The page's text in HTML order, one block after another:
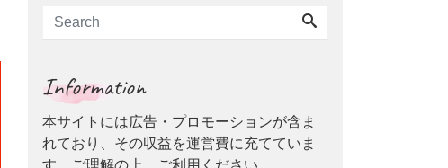
Information
本サイトには広告・プロモーションが含ま
れており、その収益を運営費に充てていま
す。ご理解の上、ご利用ください。